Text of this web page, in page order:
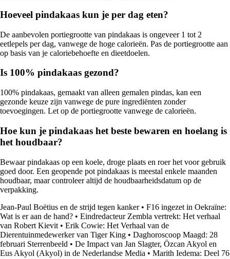
Hoeveel pindakaas kun je per dag eten?
De aanbevolen portiegrootte van pindakaas is ongeveer 1 tot 2
eetlepels per dag, vanwege de hoge calorieën. Pas de portiegrootte aan
op basis van je caloriebehoefte en dieetdoelen.
Is 100% pindakaas gezond?
100% pindakaas, gemaakt van alleen gemalen pindas, kan een
gezonde keuze zijn vanwege de pure ingrediënten zonder
toevoegingen. Let op de portiegrootte vanwege de calorieën.
Hoe kun je pindakaas het beste bewaren en hoelang is
het houdbaar?
Bewaar pindakaas op een koele, droge plaats en roer het voor gebruik
goed door. Een geopende pot pindakaas is meestal enkele maanden
houdbaar, maar controleer altijd de houdbaarheidsdatum op de
verpakking.
Jean-Paul Boëtius en de strijd tegen kanker• F16 ingezet in Oekraïne:
Wat is er aan de hand? • Eindredacteur Zembla vertrekt: Het verhaal
van Robert Kievit • Erik Cowie: Het Verhaal van de
Dierentuinmedewerker van Tiger King • Daghoroscoop Maagd: 28
februari Sterrenbeeld • De Impact van Jan Slagter, Özcan Akyol en
Eus Akyol (Akyol) in de Nederlandse Media • Marith Iedema: Deel 76